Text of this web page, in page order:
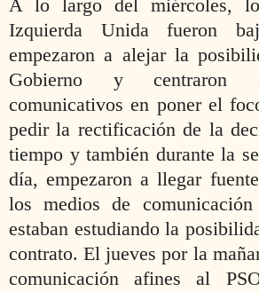
A lo largo del miércoles,
Izquierda Unida fueron
empezaron a alejar la
Gobierno y centraron
comunicativos en poner el
pedir la rectificación de la
tiempo y también durante la
día, empezaron a llegar
los medios de comunicación
estaban estudiando la
contrato. El jueves por la
comunicación afines al